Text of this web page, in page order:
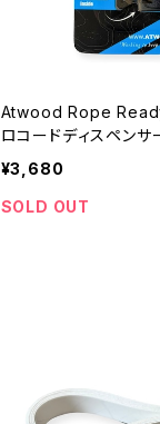
Atwood Rope
ロコードディスペンサ
テスト
¥3,680
SOLD OUT